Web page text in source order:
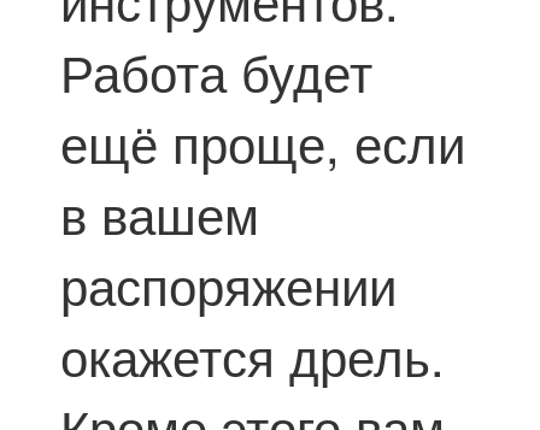
Работа будет
ещё проще, если
в вашем
распоряжении
окажется дрель.